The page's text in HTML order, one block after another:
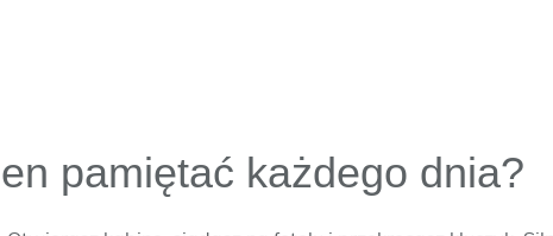
pamiętać każdego dnia?